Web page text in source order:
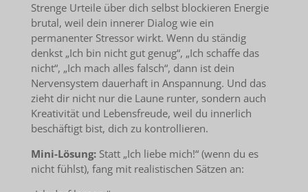
Strenge Urteile über dich selbst blockieren Energie
brutal, weil dein innerer Dialog wie ein
permanenter Stressor wirkt. Wenn du ständig
denkst „Ich bin nicht gut genug“, „Ich schaffe das
nicht“, „Ich mach alles falsch“, dann ist dein
Nervensystem dauerhaft in Anspannung. Und das
zieht dir nicht nur die Laune runter, sondern auch
Kreativität und Lebensfreude, weil du innerlich
beschäftigt bist, dich zu kontrollieren.
Mini-Lösung: Statt „Ich liebe mich!“ (wenn du es
nicht fühlst), fang mit realistischen Sätzen an: